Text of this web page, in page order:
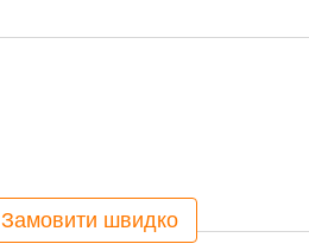
Замовити швидко